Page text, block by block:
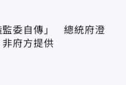
監委自傳」 總統府澄
府方提供